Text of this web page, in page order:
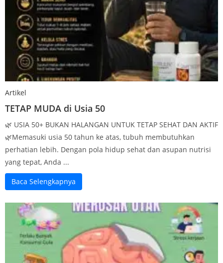
Artikel
TETAP MUDA di Usia 50
🌿 USIA 50+ BUKAN HALANGAN UNTUK TETAP SEHAT DAN AKTIF
🌿Memasuki usia 50 tahun ke atas, tubuh membutuhkan
perhatian lebih. Dengan pola hidup sehat dan asupan nutrisi
yang tepat, Anda ...
Baca Selengkapnya